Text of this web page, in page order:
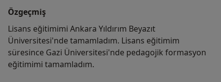
Özgeçmiş
Lisans eğitimimi Ankara Yıldırım Beyazıt
Üniversitesi'nde tamamladım. Lisans eğitimim
süresince Gazi Üniversitesi'nde pedagojik formasyon
eğitimimi tamamladım.